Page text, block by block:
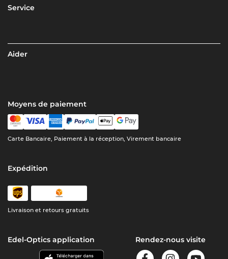
Service
Aider
Moyens de paiement
Carte Bancaire, Paiement à la réception, Virement bancaire
Expédition
Livraison et retours gratuits
Edel-Optics application Rendez-nous visite